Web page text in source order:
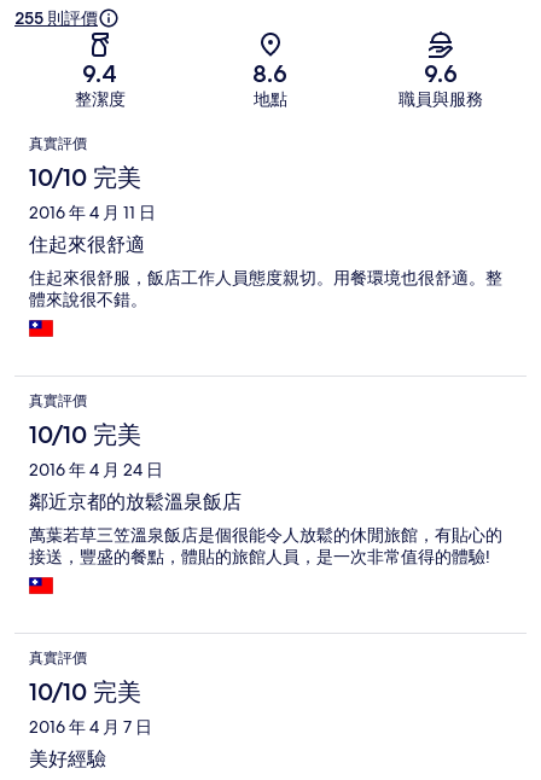
255 則評價
9.4
整潔度
8.6
地點
9.6
職員與服務
評
價
真實評價
10/10 完美
2016 年 4 月 11 日
住起來很舒適
住起來很舒服，飯店工作人員態度親切。用餐環境也很舒適。整
體來說很不錯。
真實評價
10/10 完美
2016 年 4 月 24 日
鄰近京都的放鬆溫泉飯店
萬葉若草三笠溫泉飯店是個很能令人放鬆的休閒旅館，有貼心的
接送，豐盛的餐點，體貼的旅館人員，是一次非常值得的體驗!
真實評價
10/10 完美
2016 年 4 月 7 日
美好經驗